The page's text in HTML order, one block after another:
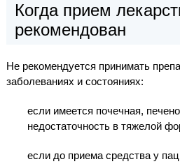
Когда прием
рекомендован
Не рекомендуется принимать
заболеваниях и состояниях:
если имеется почечная,
недостаточность в тяжелой
если до приема средства у